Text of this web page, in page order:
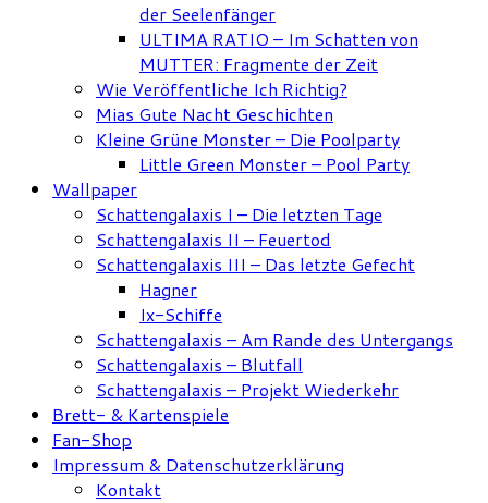
der Seelenfänger
ULTIMA RATIO – Im Schatten von
MUTTER: Fragmente der Zeit
Wie Veröffentliche Ich Richtig?
Mias Gute Nacht Geschichten
Kleine Grüne Monster – Die Poolparty
Little Green Monster – Pool Party
Wallpaper
Schattengalaxis I – Die letzten Tage
Schattengalaxis II – Feuertod
Schattengalaxis III – Das letzte Gefecht
Hagner
Ix-Schiffe
Schattengalaxis – Am Rande des Untergangs
Schattengalaxis – Blutfall
Schattengalaxis – Projekt Wiederkehr
Brett- & Kartenspiele
Fan-Shop
Impressum & Datenschutzerklärung
Kontakt